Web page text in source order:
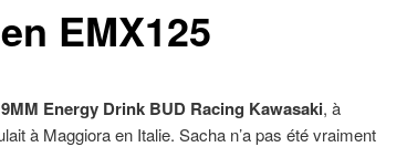
EMX125
9MM Energy Drink BUD Racing Kawasaki, à
à Maggiora en Italie. Sacha n’a pas été vraiment